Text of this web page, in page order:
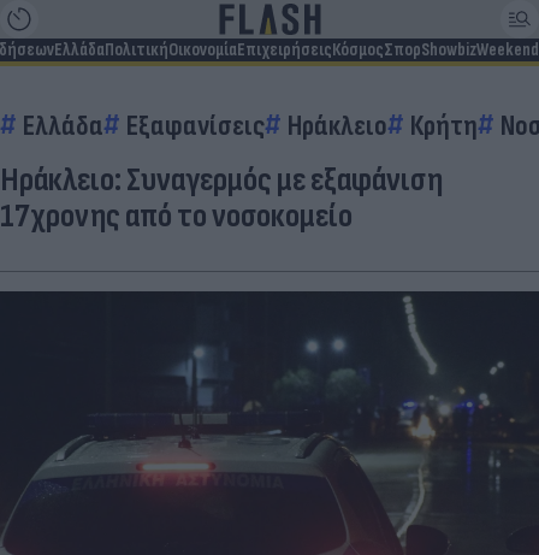
ΕλλάδαΠολιτικήΟικονομίαΕπιχειρήσειςΚόσμοςΣπορShowbizWeekend
Ελλάδα Εξαφανίσεις Ηράκλειο Κρήτη
Ηράκλειο: Συναγερμός με εξαφάνιση
17χρονης από το νοσοκομείο